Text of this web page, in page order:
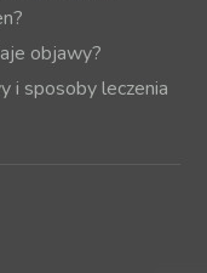
objawy?
i sposoby leczenia